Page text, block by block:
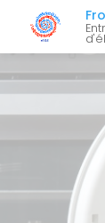
contenu
Entreprise de réparation